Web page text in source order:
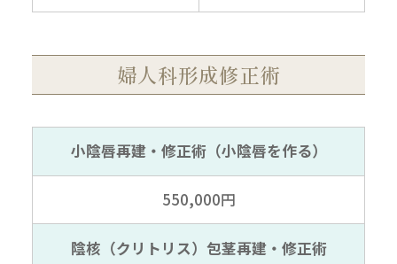
婦人科形成修正術
小陰唇再建・修正術（小陰唇を作る）
550,000円
陰核（クリトリス）包茎再建・修正術